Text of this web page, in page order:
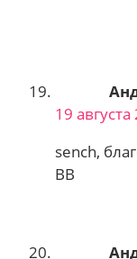
19
sench,
ВВ